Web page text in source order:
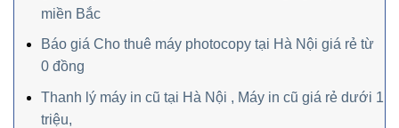
miền Bắc
Báo giá Cho thuê máy photocopy tại Hà Nội giá rẻ từ
0 đồng
Thanh lý máy in cũ tại Hà Nội , Máy in cũ giá rẻ dưới 1
triệu,